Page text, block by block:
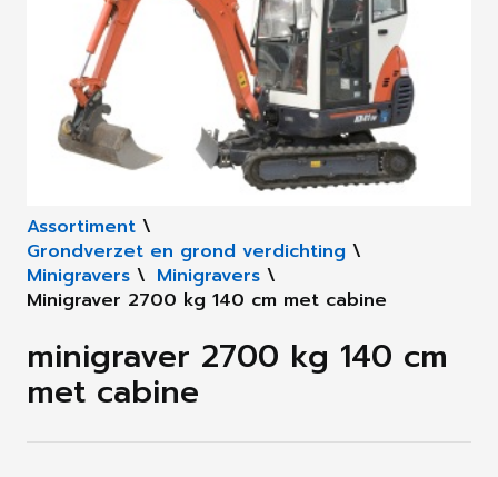
Assortiment \
Grondverzet en grond verdichting \
Minigravers \ Minigravers \
Minigraver 2700 kg 140 cm met cabine
minigraver 2700 kg 140 cm
met cabine